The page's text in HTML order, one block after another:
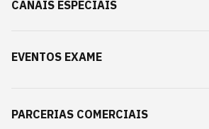
CANAIS ESPECIAIS
EVENTOS EXAME
PARCERIAS COMERCIAIS